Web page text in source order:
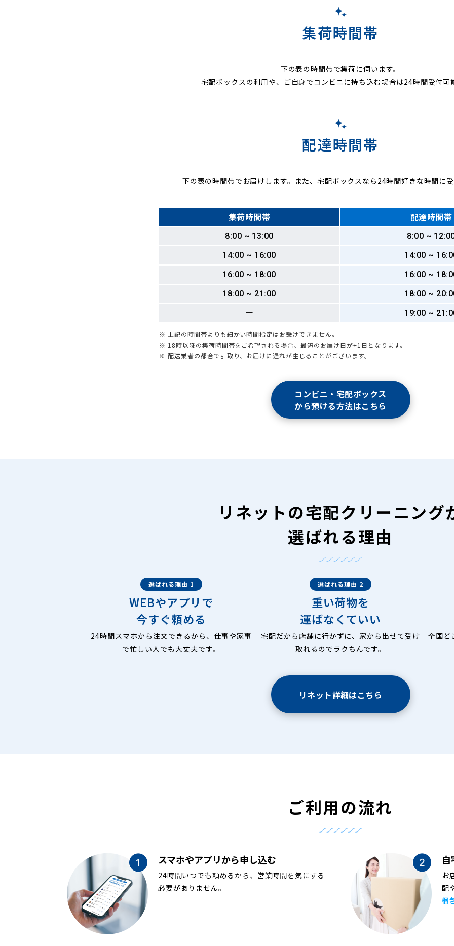
集荷時間帯
下の表の時間帯で集荷に伺います。
宅配ボックスの利用や、ご自身でコンビニに持ち込む場合は24時間受付可
配達時間帯
下の表の時間帯でお届けします。また、宅配ボックスなら24時間好きな時間に受
集荷時間帯 配達時間帯
8:00 ~ 13:00
8:00 ~
14:00 ~ 16:00
14:00 ~
16:00 ~ 18:00
16:00 ~
18:00 ~ 21:00
18:00 ~
ー
19:00 ~
※ 上記の時間帯よりも細かい時間指定はお受けできません。
※ 18時以降の集荷時間帯をご希望される場合、最短のお届け日が+1日となります。
※ 配送業者の都合で引取り、お届けに遅れが生じることがございます。
コンビニ・宅配ボックス
から預ける方法はこちら
リネットの宅配クリーニング
選ばれる理由
選ばれる理由 1
WEBやアプリで
今すぐ頼める
24時間スマホから注文できるから、仕事や家事
で忙しい人でも大丈夫です。
選ばれる理由 2
重い荷物を
運ばなくていい
宅配だから店舗に行かずに、家から出せて受け
取れるのでラクちんです。
全国ど
リネット詳細はこちら
ご利用の流れ
スマホやアプリから申し込む
24時間いつでも頼めるから、営業時間を気にする
必要がありません。
お
配
梱